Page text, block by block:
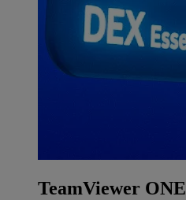
TeamViewer ONE